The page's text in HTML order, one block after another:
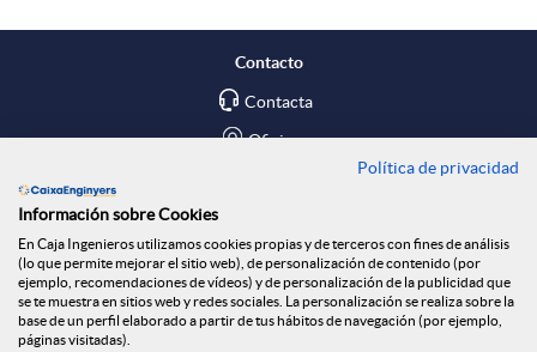
Contacto
Contacta
Oficinas
Blog
Social
Política de privacidad
Información sobre Cookies
En Caja Ingenieros utilizamos cookies propias y de terceros con fines de análisis
(lo que permite mejorar el sitio web), de personalización de contenido (por
ejemplo, recomendaciones de vídeos) y de personalización de la publicidad que
se te muestra en sitios web y redes sociales. La personalización se realiza sobre la
base de un perfil elaborado a partir de tus hábitos de navegación (por ejemplo,
páginas visitadas).